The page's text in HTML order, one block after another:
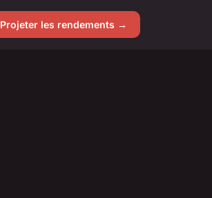
Projeter les rendements →